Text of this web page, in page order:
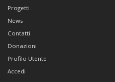
Progetti
News
Contatti
Donazioni
Profilo Utente
Accedi